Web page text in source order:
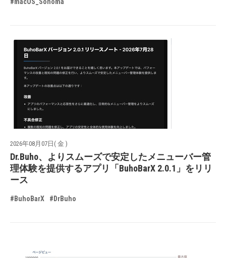
2026年08月07日( 金 )
Dr.Buho、よりスムーズで安定したメニューバー管
理体験を提供するアプリ「BuhoBarX 2.0.1」をリリ
ース
#BuhoBarX #DrBuho